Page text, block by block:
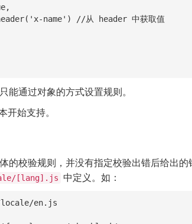
能通过对象的方式设置规则。
开始支持。
的校验规则，并没有指定校验出错后给出
[lang].js 中定义。如：
locale/en.js